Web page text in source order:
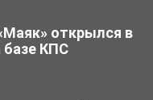
открылся в
базе КПС